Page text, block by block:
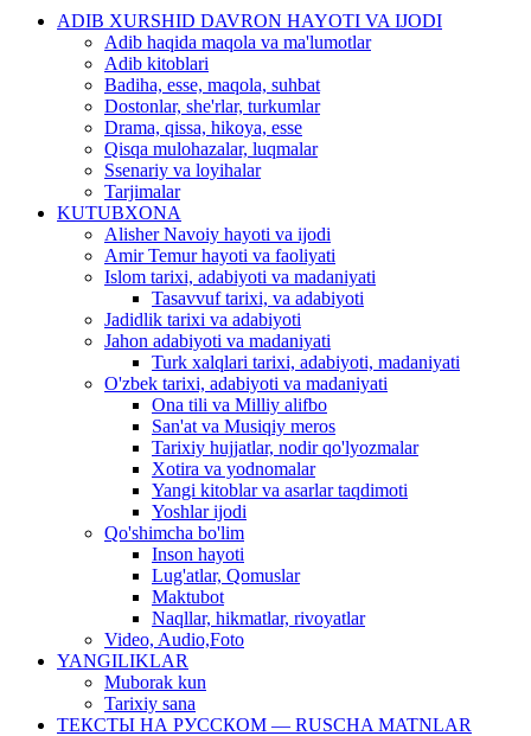
ADIB XURSHID DAVRON HAYOTI VA IJODI
Adib haqida maqola va ma'lumotlar
Adib kitoblari
Badiha, esse, maqola, suhbat
Dostonlar, she'rlar, turkumlar
Drama, qissa, hikoya, esse
Qisqa mulohazalar, luqmalar
Ssenariy va loyihalar
Tarjimalar
KUTUBXONA
Alisher Navoiy hayoti va ijodi
Amir Temur hayoti va faoliyati
Islom tarixi, adabiyoti va madaniyati
Tasavvuf tarixi, va adabiyoti
Jadidlik tarixi va adabiyoti
Jahon adabiyoti va madaniyati
Turk xalqlari tarixi, adabiyoti, madaniyati
O'zbek tarixi, adabiyoti va madaniyati
Ona tili va Milliy alifbo
San'at va Musiqiy meros
Tarixiy hujjatlar, nodir qo'lyozmalar
Xotira va yodnomalar
Yangi kitoblar va asarlar taqdimoti
Yoshlar ijodi
Qo'shimcha bo'lim
Inson hayoti
Lug'atlar, Qomuslar
Maktubot
Naqllar, hikmatlar, rivoyatlar
Video, Audio,Foto
YANGILIKLAR
Muborak kun
Tarixiy sana
ТЕКСТЫ НА РУССКОМ — RUSCHA MATNLAR